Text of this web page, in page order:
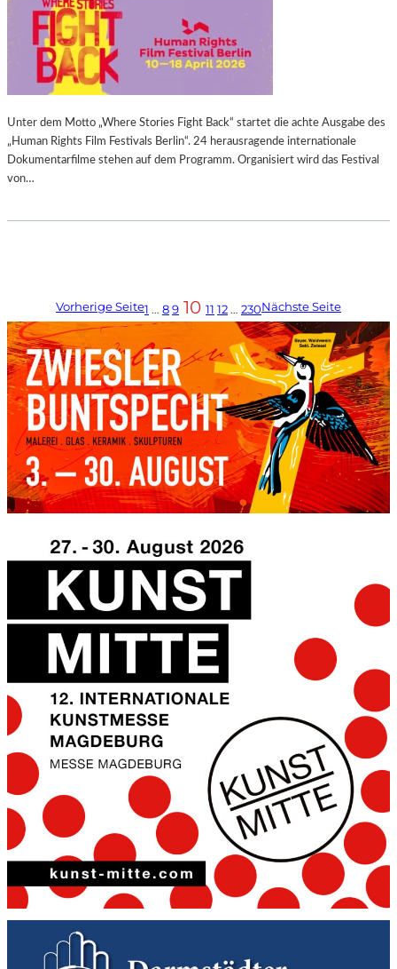
Unter dem Motto „Where Stories Fight Back“ startet die achte Ausgabe des
„Human Rights Film Festivals Berlin“. 24 herausragende internationale
Dokumentarfilme stehen auf dem Programm. Organisiert wird das Festival
von…
Vorherige Seite1 … 89 10 11 12 … 230Nächste Seite